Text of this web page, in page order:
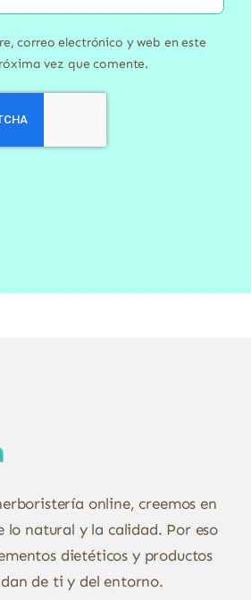
correo electrónico y web en este
vez que comente.
online, creemos en
lo natural y la calidad. Por eso
dietéticos y productos
de ti y del entorno.